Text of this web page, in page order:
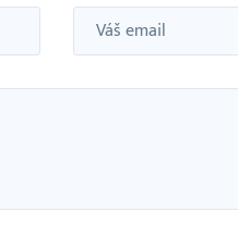
Email